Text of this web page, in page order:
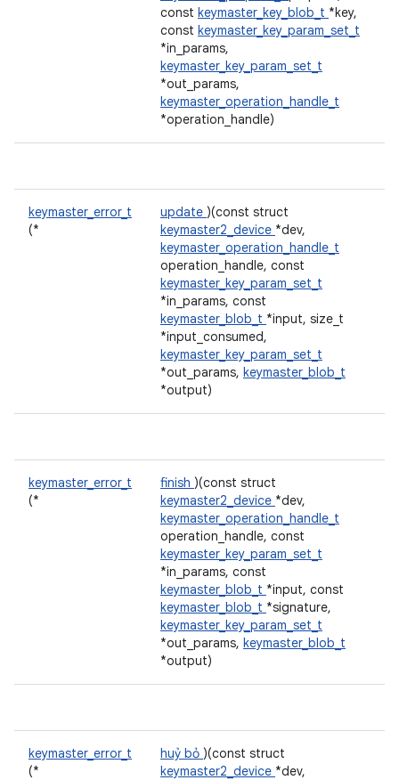
const keymaster_key_blob_t *key,
const keymaster_key_param_set_t
*in_params,
keymaster_key_param_set_t
*out_params,
keymaster_operation_handle_t
*operation_handle)
keymaster_error_t
(*
update )(const struct
keymaster2_device *dev,
keymaster_operation_handle_t
operation_handle, const
keymaster_key_param_set_t
*in_params, const
keymaster_blob_t *input, size_t
*input_consumed,
keymaster_key_param_set_t
*out_params, keymaster_blob_t
*output)
keymaster_error_t
(*
finish )(const struct
keymaster2_device *dev,
keymaster_operation_handle_t
operation_handle, const
keymaster_key_param_set_t
*in_params, const
keymaster_blob_t *input, const
keymaster_blob_t *signature,
keymaster_key_param_set_t
*out_params, keymaster_blob_t
*output)
keymaster_error_t
(*
huỷ bỏ )(const struct
keymaster2_device *dev,